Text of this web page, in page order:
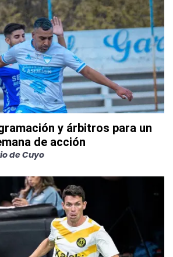
y árbitros para un
de acción
de Cuyo